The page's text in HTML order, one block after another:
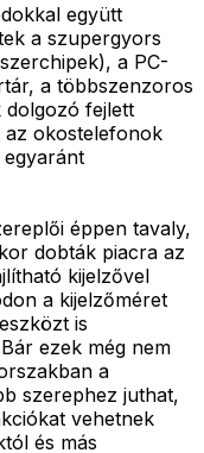
együtt
a szupergyors
a PC-
a többszenzoros
dolgozó fejlett
az okostelefonok
egyaránt
éppen tavaly,
dobták piacra az
kijelzővel
a kijelzőméret
is
ezek még nem
a
szerephez juthat,
vehetnek
és más